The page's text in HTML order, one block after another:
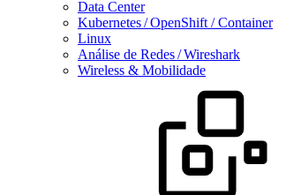
Data Center
Kubernetes / OpenShift / Container
Linux
Análise de Redes / Wireshark
Wireless & Mobilidade